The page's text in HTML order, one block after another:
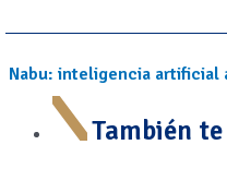
Nabu: inteligencia
También